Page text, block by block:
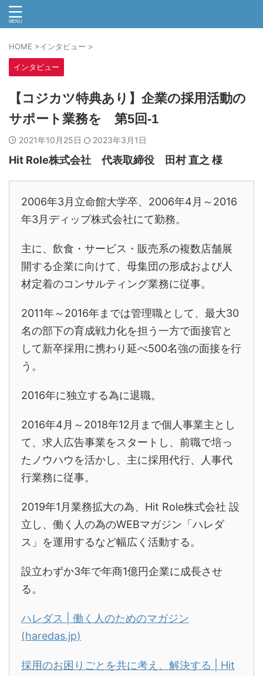
HOME >インタビュー >
インタビュー
【コジカツ特典あり】企業の採用活動の
サポート業務を 第5回-1
2021年10月25日 2023年3月1日
Hit Role株式会社 代表取締役 田村 直之 様
2006年3月立命館大学卒、2006年4月～2016
年3月ディップ株式会社にて勤務。
主に、飲食・サービス・販売系の複数店舗展
開する企業に向けて、母集団の形成および人
材定着のコンサルティング業務に従事。
2011年～2016年までは管理職として、最大30
名の部下の育成戦力化を担う一方で面接官と
して新卒採用に携わり延べ500名強の面接を行
う。
2016年に独立する為に退職。
2016年4月～2018年12月まで個人事業主とし
て、求人広告事業をスタートし、前職で培っ
たノウハウを活かし、主に採用代行、人事代
行業務に従事。
2019年1月業務拡大の為、Hit Role株式会社 設
立し、働く人の為のWEBマガジン「ハレダ
ス」を運用するなど幅広く活動する。
設立わずか3年で年商1億円企業に成長させ
る。
ハレダス | 働く人のためのマガジン
(haredas.jp)
採用のお困りごとを共に考え、解決する | Hit